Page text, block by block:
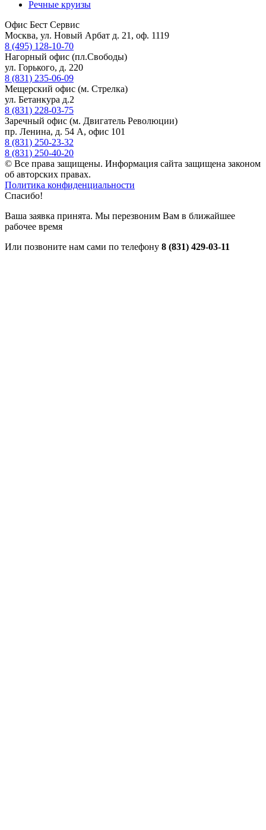
Речные круизы
Офис Бест Сервис
Москва, ул. Новый Арбат д. 21, оф. 1119
8 (495) 128-10-70
Нагорный офис (пл.Свободы)
ул. Горького, д. 220
8 (831) 235-06-09
Мещерский офис (м. Стрелка)
ул. Бетанкура д.2
8 (831) 228-03-75
Заречный офис (м. Двигатель Революции)
пр. Ленина, д. 54 А, офис 101
8 (831) 250-23-32
8 (831) 250-40-20
© Все права защищены. Информация сайта защищена законом
об авторских правах.
Политика конфиденциальности
Спасибо!
Ваша заявка принята. Мы перезвоним Вам в ближайшее
рабочее время
Или позвоните нам сами по телефону 8 (831) 429-03-11